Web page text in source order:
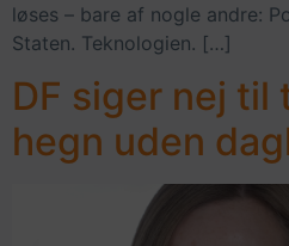
løses – bare af nogle andre:
Staten. Teknologien. […]
DF siger nej til
hegn uden